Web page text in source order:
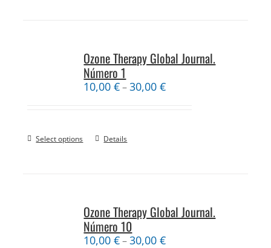
Ozone Therapy Global Journal.
Número 1
10,00€–30,00€
Select options Details
Ozone Therapy Global Journal.
Número 10
10,00€–30,00€